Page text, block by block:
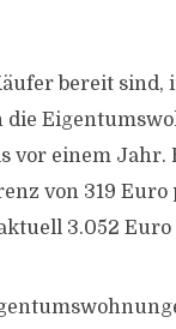
bereit
vor einem Jahr.
von 319
3.052